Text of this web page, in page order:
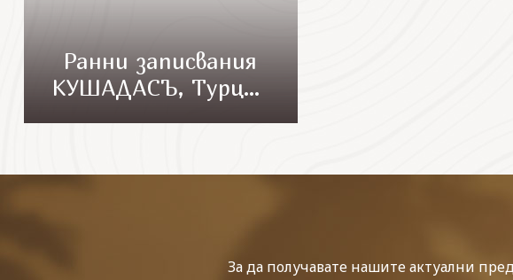
Ранни записвания
КУШАДАСЪ, Турция
За да получавате нашите актуални